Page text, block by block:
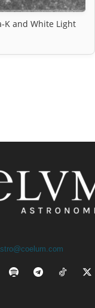
K and White Light